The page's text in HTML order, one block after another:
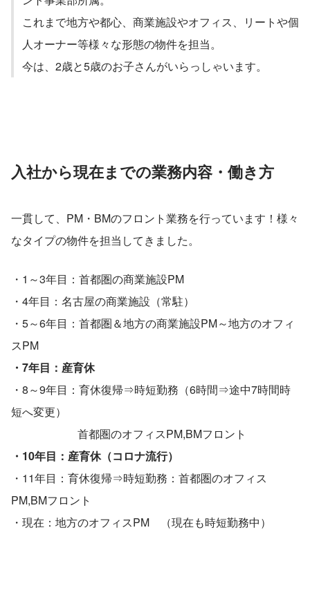
これまで地方や都心、商業施設やオフィス、リートや個
人オーナー等様々な形態の物件を担当。
今は、2歳と5歳のお子さんがいらっしゃいます。
入社から現在までの業務内容・働き方
一貫して、PM・BMのフロント業務を行っています！様々
なタイプの物件を担当してきました。
・1～3年目：首都圏の商業施設PM
・4年目：名古屋の商業施設（常駐）
・5～6年目：首都圏＆地方の商業施設PM～地方のオフィ
スPM
・7年目：産育休
・8～9年目：育休復帰⇒時短勤務（6時間⇒途中7時間時
短へ変更）
首都圏のオフィスPM,BMフロント
・10年目：産育休（コロナ流行）
・11年目：育休復帰⇒時短勤務：首都圏のオフィス
PM,BMフロント
・現在：地方のオフィスPM　（現在も時短勤務中）